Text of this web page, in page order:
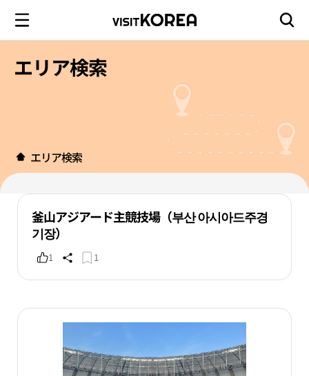
エリア検索
エリア検索
釜山アジアード主競技場（부산 아시아드주경
기장）
1 1